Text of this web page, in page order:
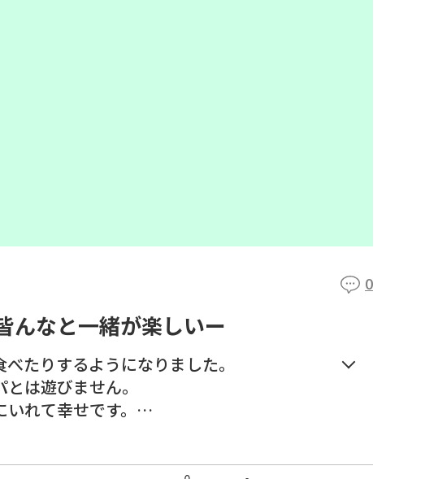
0
なと一緒が楽しいー
たりするようになりました。
は遊びません。
れて幸せです。
宅で出産 ＃仔犬 ＃パピー #育て